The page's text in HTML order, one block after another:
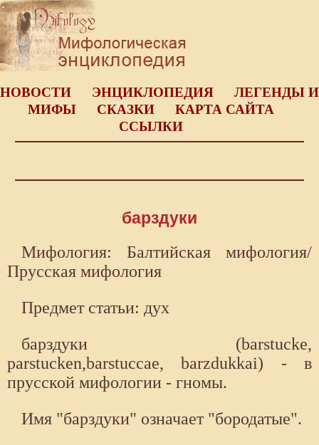
НОВОСТИ ЭНЦИКЛОПЕДИЯ
ЛЕГЕНДЫ И
МИФЫ
СКАЗКИ
КАРТА САЙТА
ССЫЛКИ
барздуки
Мифология: Балтийская мифология/
Прусская мифология
Предмет статьи: дух
барздуки (barstucke,
parstucken,barstuccae, barzdukkai) - в
прусской мифологии - гномы.
Имя "барздуки" означает "бородатые".